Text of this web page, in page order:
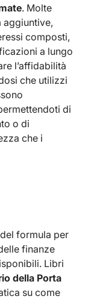
. Molte
composti,
a lungo
l’affidabilità
che utilizzi
di
o di
che i
formula per
finanze
Libri
della Porta
su come